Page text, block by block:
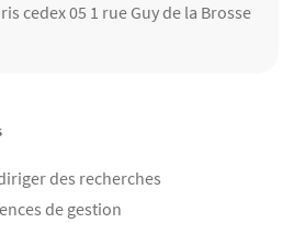
cedex 05 1 rue Guy de la Brosse
des recherches
de gestion